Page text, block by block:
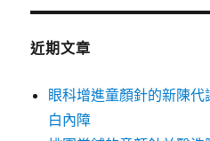
鍵
近期文章
眼科增進童顏針的新陳
白內障